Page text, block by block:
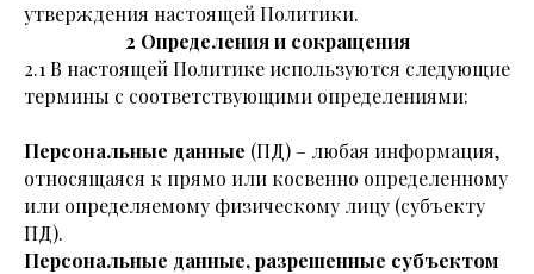
утверждения настоящей Политики.
2 Определения и сокращения
2.1 В настоящей Политике используются следующие
термины с соответствующими определениями:
Персональные данные (ПД) – любая информация,
относящаяся к прямо или косвенно определенному
или определяемому физическому лицу (субъекту
ПД).
Персональные данные, разрешенные субъектом